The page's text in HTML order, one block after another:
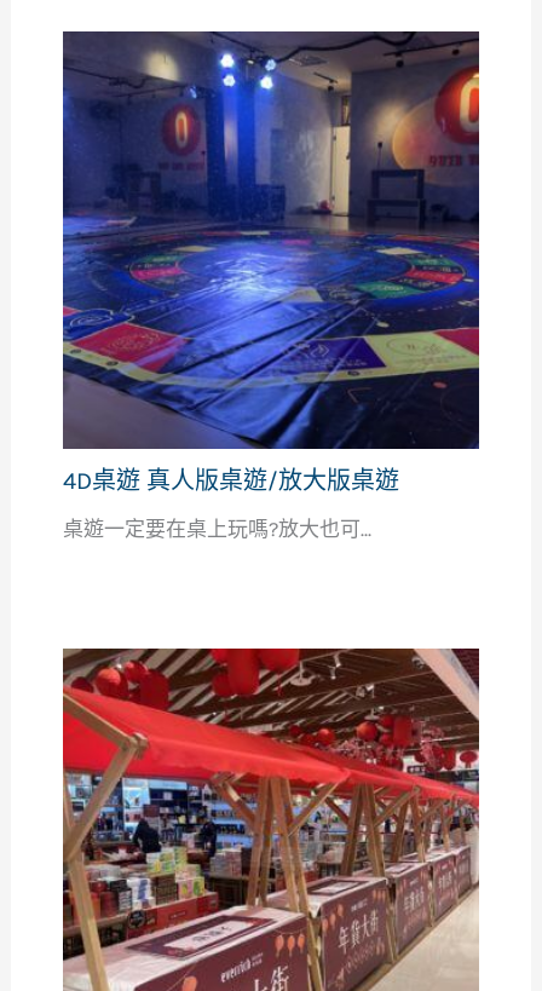
4D桌遊 真人版桌遊/放大版桌遊
桌遊一定要在桌上玩嗎?放大也可...